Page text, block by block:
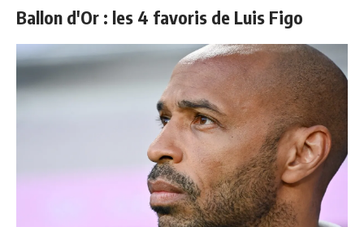
Ballon d'Or : les 4 favoris de Luis Figo